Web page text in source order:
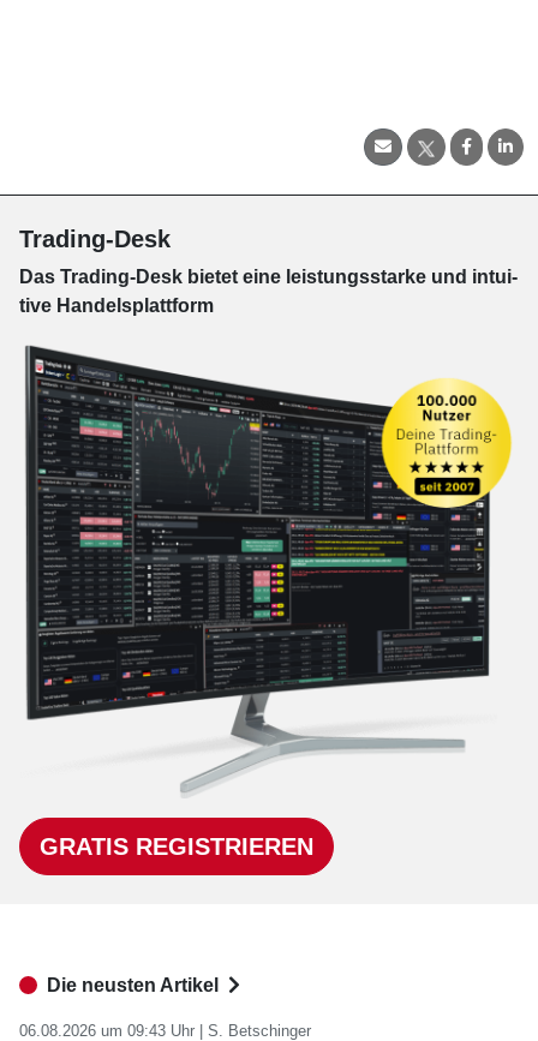
Trading-Desk
Das Trading-Desk bie­tet eine leis­tungs­star­ke und in­tui­
tive Han­dels­platt­form
GRATIS REGISTRIEREN
Die neusten Artikel
06.08.2026 um 09:43 Uhr | S. Betschinger